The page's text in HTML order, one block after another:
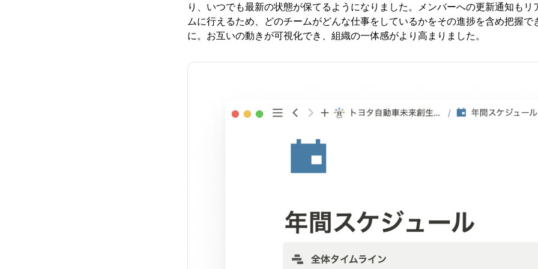
り、いつでも最新の状態が保てるようになりました。メンバーへの更新通知もリ
ムに行えるため、どのチームがどんな仕事をしているかをその進捗を含め把握で
に。お互いの動きが可視化でき、組織の一体感がより高まりました。